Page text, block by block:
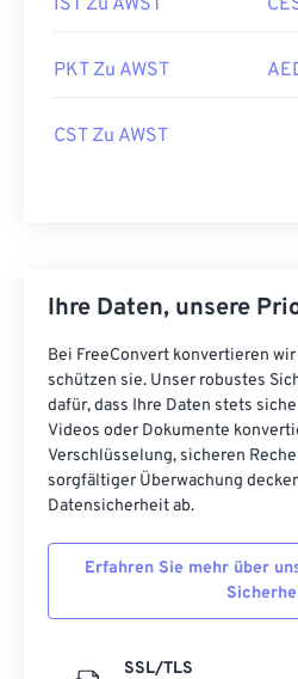
IST Zu AWST
PKT Zu AWST
CST Zu AWST
Ihre Daten, unsere
Bei FreeConvert konvertieren
schützen sie. Unser robustes
dafür, dass Ihre Daten stets
Videos oder Dokumente
Verschlüsselung, sicheren
sorgfältiger Überwachung
Datensicherheit ab.
Erfahren Sie mehr über
SSL/TLS